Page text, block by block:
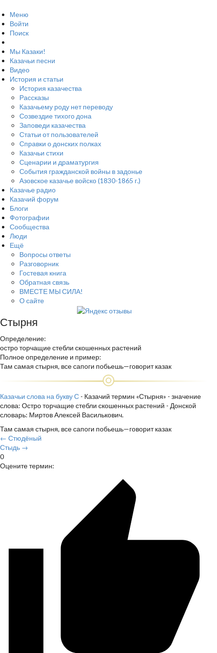
Меню
Войти
Поиск
Мы Казаки!
Казачьи песни
Видео
История и статьи
История казачества
Рассказы
Казачьему роду нет переводу
Созвездие тихого дона
Заповеди казачества
Статьи от пользователей
Справки о донских полках
Казачьи стихи
Сценарии и драматургия
События гражданской войны в задонье
Азовское казачье войско (1830-1865 г.)
Казачье радио
Казачий форум
Блоги
Фотографии
Сообщества
Люди
Ещё
Вопросы ответы
Разговорник
Гостевая книга
Обратная связь
ВМЕСТЕ МЫ СИЛА!
О сайте
Стырня
Определение:
остро торчащие стебли скошенных растений
Полное определение и пример:
Там самая стырня, все сапоги побьешь—говорит казак
Казачьи слова на букву С - Казачий термин «Стырня» - значение
слова: Остро торчащие стебли скошенных растений - Донской
словарь: Миртов Алексей Василькович.
Там самая стырня, все сапоги побьешь—говорит казак
← Стюдёный
Стыдь →
0
Оцените термин: